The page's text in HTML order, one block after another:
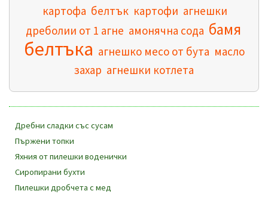
картофа белтък картофи агнешки
дреболии от 1 агне амонячна сода бамя
белтъка агнешко месо от бута масло
захар агнешки котлета
Дребни сладки със сусам
Пържени топки
Яхния от пилешки воденички
Сиропирани бухти
Пилешки дробчета с мед